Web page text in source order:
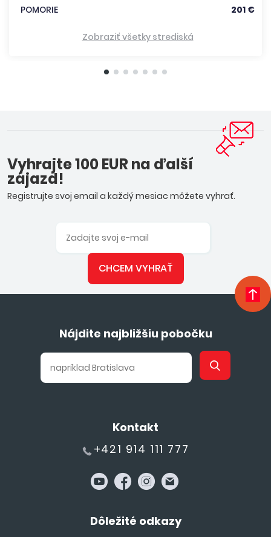
POMORIE 201 €
Zobraziť všetky strediská
Vyhrajte 100 EUR na ďalší
zájazd!
Registrujte svoj email a každý mesiac môžete vyhrať.
CHCEM VYHRAŤ
Nájdite najbližšiu pobočku
Kontakt
+421 914 111 777
Dôležité odkazy